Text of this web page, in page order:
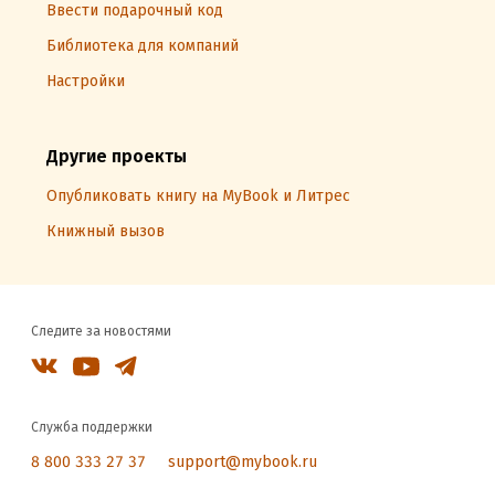
Ввести подарочный код
Библиотека для компаний
Настройки
Другие проекты
Опубликовать книгу на MyBook и Литрес
Книжный вызов
Следите за новостями
Служба поддержки
8 800 333 27 37 support@mybook.ru